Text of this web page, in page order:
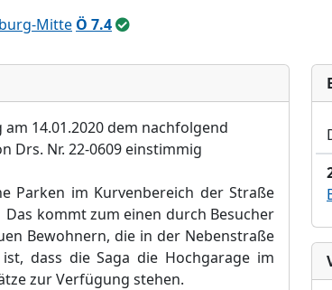
Mitte Ö 7.4
14.01.2020 dem nachfolgend
Drs. Nr. 22-0609 einstimmig
Parken im Kurvenbereich der Straße
kommt zum einen durch Besucher
Bewohnern, die in der Nebenstraße
dass die Saga die Hochgarage im
zur Verfügung stehen.